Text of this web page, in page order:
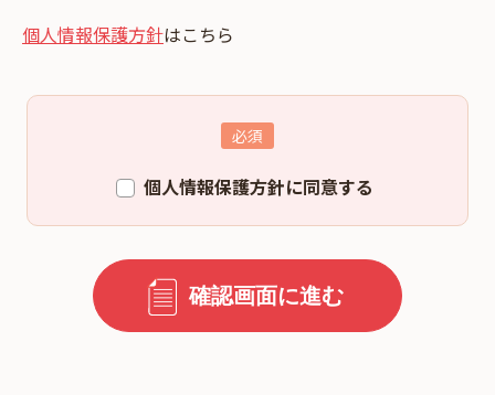
個人情報保護方針はこちら
個人情報保護方針に同意する
確認画面に進む